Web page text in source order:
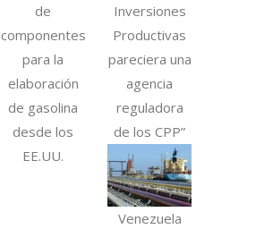
de
componentes
para la
elaboración
de gasolina
desde los
EE.UU.
Inversiones
Productivas
pareciera una
agencia
reguladora
de los CPP”
Venezuela